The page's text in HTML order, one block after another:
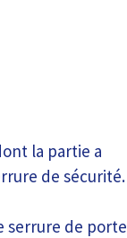
la partie a
de sécurité.
serrure de porte